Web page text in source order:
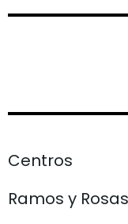
Centros
Ramos y Rosas